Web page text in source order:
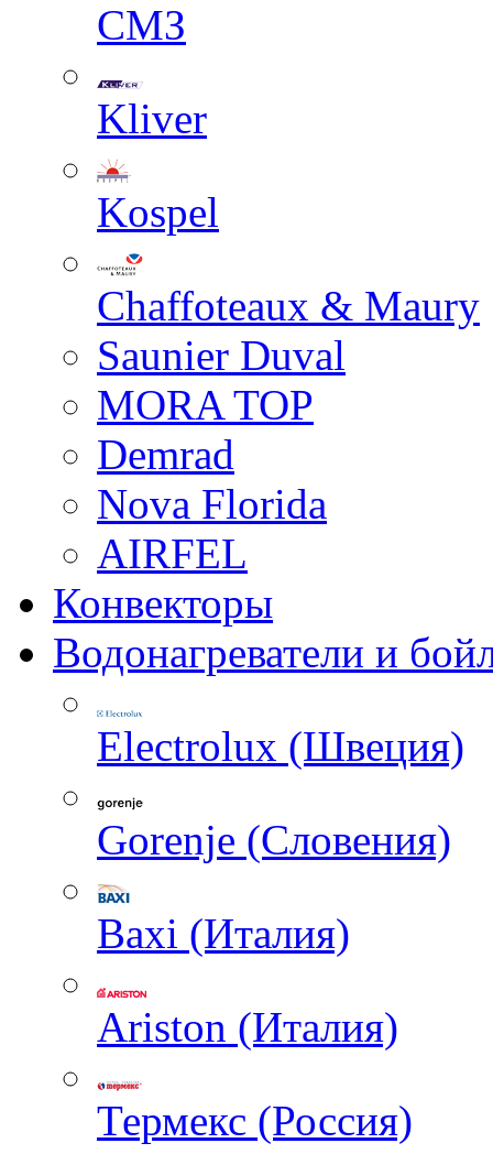
СМЗ
Kliver
Kospel
Chaffoteaux & Maury
Saunier Duval
MORA TOP
Demrad
Nova Florida
AIRFEL
Конвекторы
Водонагреватели и
Electrolux (Швеция)
Gorenje (Словения)
Baxi (Италия)
Ariston (Италия)
Термекс (Россия)